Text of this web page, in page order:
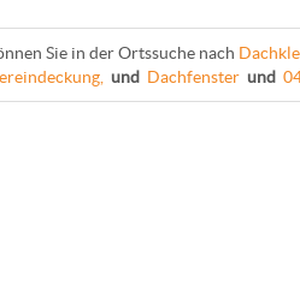
Sie in der Ortssuche nach
und Dachfenster und